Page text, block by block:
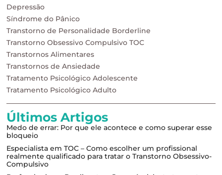
Depressão
Síndrome do Pânico
Transtorno de Personalidade Borderline
Transtorno Obsessivo Compulsivo TOC
Transtornos Alimentares
Transtornos de Ansiedade
Tratamento Psicológico Adolescente
Tratamento Psicológico Adulto
Últimos Artigos
Medo de errar: Por que ele acontece e como superar esse
bloqueio
Especialista em TOC – Como escolher um profissional
realmente qualificado para tratar o Transtorno Obsessivo-
Compulsivo